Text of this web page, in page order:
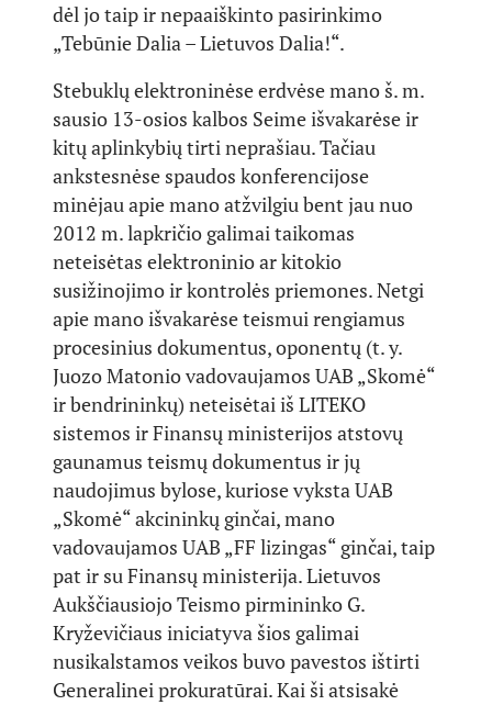
dėl jo taip ir nepaaiškinto pasirinkimo
„Tebūnie Dalia – Lietuvos Dalia!“.
Stebuklų elektroninėse erdvėse mano š. m.
sausio 13-osios kalbos Seime išvakarėse ir
kitų aplinkybių tirti neprašiau. Tačiau
ankstesnėse spaudos konferencijose
minėjau apie mano atžvilgiu bent jau nuo
2012 m. lapkričio galimai taikomas
neteisėtas elektroninio ar kitokio
susižinojimo ir kontrolės priemones. Netgi
apie mano išvakarėse teismui rengiamus
procesinius dokumentus, oponentų (t. y.
Juozo Matonio vadovaujamos UAB „Skomė“
ir bendrininkų) neteisėtai iš LITEKO
sistemos ir Finansų ministerijos atstovų
gaunamus teismų dokumentus ir jų
naudojimus bylose, kuriose vyksta UAB
„Skomė“ akcininkų ginčai, mano
vadovaujamos UAB „FF lizingas“ ginčai, taip
pat ir su Finansų ministerija. Lietuvos
Aukščiausiojo Teismo pirmininko G.
Kryževičiaus iniciatyva šios galimai
nusikalstamos veikos buvo pavestos ištirti
Generalinei prokuratūrai. Kai ši atsisakė